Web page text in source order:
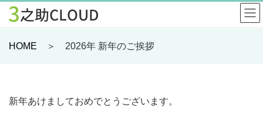
HOME ＞ 2026年 新年のご挨拶
新年あけましておめでとうございます。